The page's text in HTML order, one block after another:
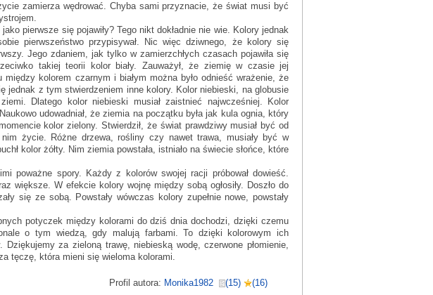
zamierza wędrować. Chyba sami przyznacie, że świat musi być
pierwsze się pojawiły? Tego nikt dokładnie nie wie. Kolory jednak
pierwszeństwo przypisywał. Nic więc dziwnego, że kolory się
Jego zdaniem, jak tylko w zamierzchłych czasach pojawiła się
takiej teorii kolor biały. Zauważył, że ziemię w czasie jej
między kolorem czarnym i białym można było odnieść wrażenie, że
jednak z tym stwierdzeniem inne kolory. Kolor niebieski, na globusie
Dlatego kolor niebieski musiał zaistnieć najwcześniej. Kolor
udowadniał, że ziemia na początku była jak kula ognia, który
kolor zielony. Stwierdził, że świat prawdziwy musiał być od
życie. Różne drzewa, rośliny czy nawet trawa, musiały być w
kolor żółty. Nim ziemia powstała, istniało na świecie słońce, które
poważne spory. Każdy z kolorów swojej racji próbował dowieść.
większe. W efekcie kolory wojnę między sobą ogłosiły. Doszło do
się ze sobą. Powstały wówczas kolory zupełnie nowe, powstały
potyczek między kolorami do dziś dnia dochodzi, dzięki czemu
o tym wiedzą, gdy malują farbami. To dzięki kolorowym ich
za zieloną trawę, niebieską wodę, czerwone płomienie,
tęczę, która mieni się wieloma kolorami.
Profil autora: Monika1982 (15) (16)